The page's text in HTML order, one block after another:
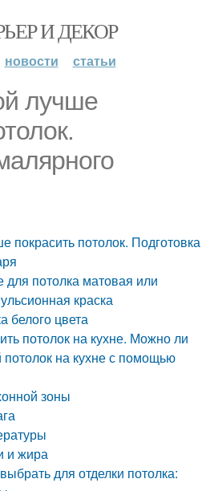
И ДЕКОР
новости статьи
лучше
покрасить потолок. Подготовка
для потолка матовая или
краска
белого цвета
потолок на кухне. Можно ли
потолок на кухне с помощью
зоны
и жира
для отделки потолка: